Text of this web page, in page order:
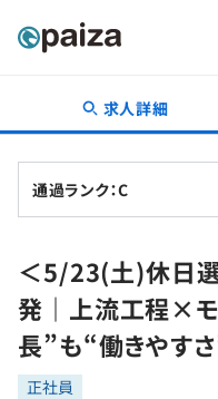
転職・キャリア
転職成功ガイド
転職エージェント
インタビュー
転職成功ガイド
新卒就活
求人検索
本選考
インターン
学習
講座一覧
問題集
スキルチェック
プログラミング言語
ゲーム・マンガ
求人詳細
通過ランク：C
＜5/23(土)休日
発｜上流工程×
長”も“働きやす
正社員